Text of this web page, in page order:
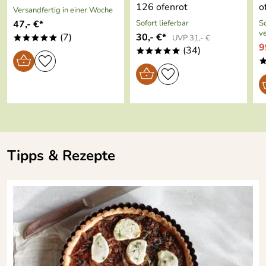
Bewertungsdatum: 13.04.2020
Versandfertig in einer Woche
47,- €*
***** (7)
126 ofenrot
Sofort lieferbar
30,- €* UVP 31,- €
***** (34)
Tipps & Rezepte